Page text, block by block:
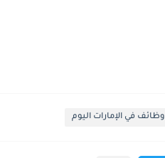
وظائف في الإمارات اليوم